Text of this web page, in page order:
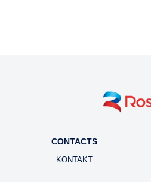
CONTACTS
KONTAKT